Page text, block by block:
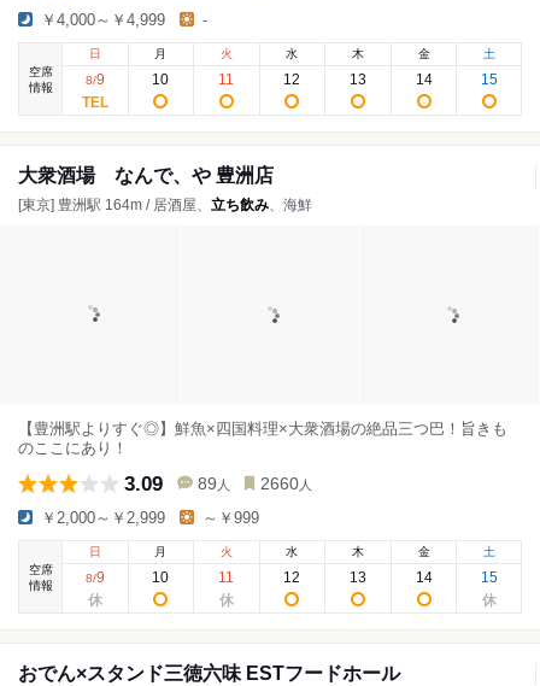
￥4,000～￥4,999 -
空席
情報
日
8/9
月
10
火
11
水
12
木
13
金
14
土
15
大衆酒場 なんで、や 豊洲店
[東京] 豊洲駅 164m / 居酒屋、 立ち飲み、海鮮
【豊洲駅よりすぐ◎】鮮魚×四国料理×大衆酒場の絶品三つ巴！旨きも
のここにあり！
3.09 89 人 2660 人
￥2,000～￥2,999 ～￥999
空席
情報
日
8/9
月
10
火
11
水
12
木
13
金
14
土
15
おでん×スタンド三徳六味 ESTフードホール